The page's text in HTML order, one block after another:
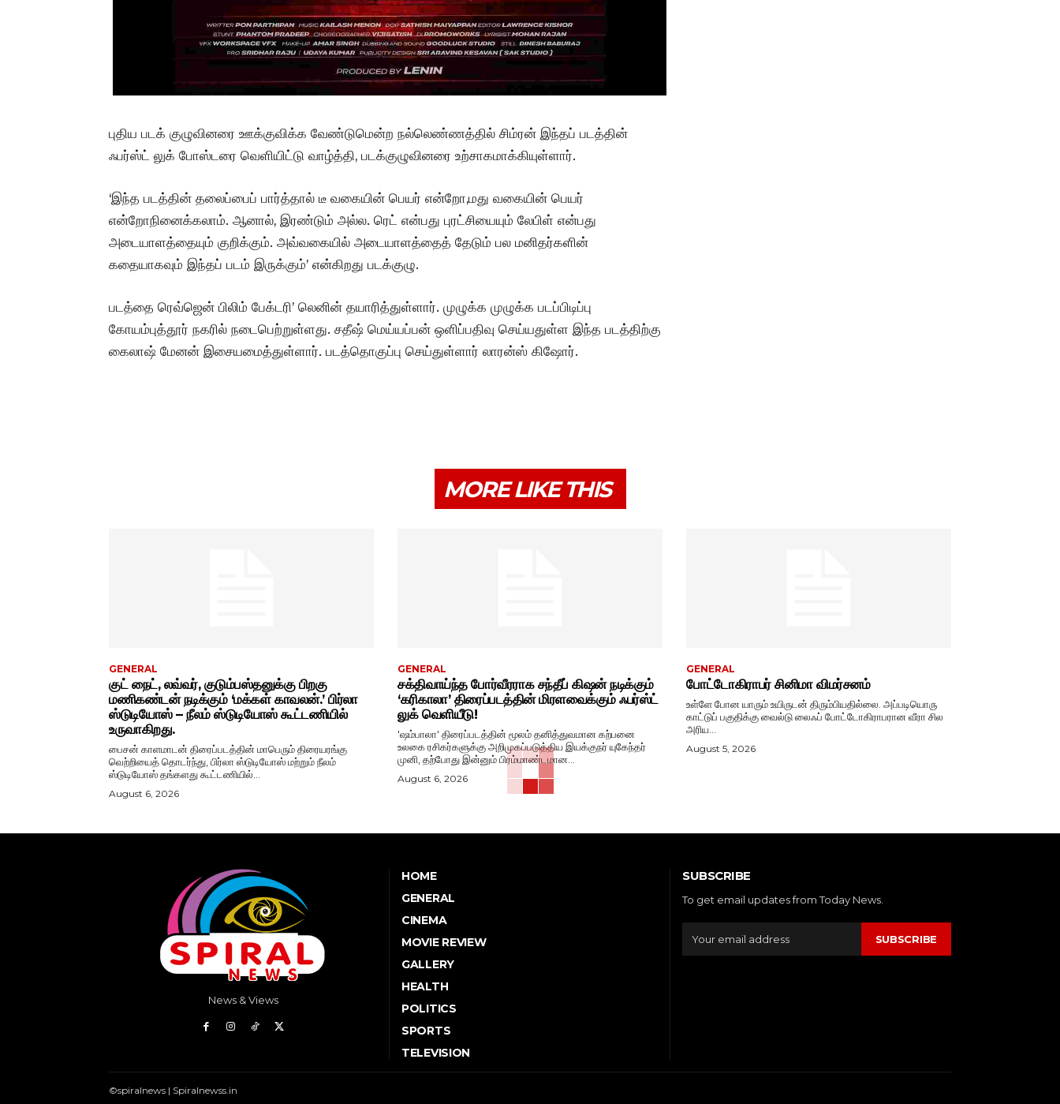
புதிய படக் குழுவினரை ஊக்குவிக்க வேண்டுமென்ற நல்லெண்ணத்தில் சிம்ரன் இந்தப் படத்தின்
ஃபர்ஸ்ட் லுக் போஸ்டரை வெளியிட்டு வாழ்த்தி, படக்குழுவினரை உற்சாகமாக்கியுள்ளார்.
‘இந்த படத்தின் தலைப்பைப் பார்த்தால் டீ வகையின் பெயர் என்றோ,மது வகையின் பெயர்
என்றோநினைக்கலாம். ஆனால், இரண்டும் அல்ல. ரெட் என்பது புரட்சியையும் லேபிள் என்பது
அடையாளத்தையும் குறிக்கும். அவ்வகையில் அடையாளத்தைத் தேடும் பல மனிதர்களின்
கதையாகவும் இந்தப் படம் இருக்கும்’ என்கிறது படக்குழு.
படத்தை ரெவ்ஜென் பிலிம் பேக்டரி’ லெனின் தயாரித்துள்ளார். முழுக்க முழுக்க படப்பிடிப்பு
கோயம்புத்தூர் நகரில் நடைபெற்றுள்ளது. சதீஷ் மெய்யப்பன் ஒளிப்பதிவு செய்யதுள்ள இந்த படத்திற்கு
கைலாஷ் மேனன் இசையமைத்துள்ளார். படத்தொகுப்பு செய்துள்ளார் லாரன்ஸ் கிஷோர்.
MORE LIKE THIS
GENERAL
குட் நைட், லவ்வர், குடும்பஸ்தனுக்கு பிறகு
மணிகண்டன் நடிக்கும் ‘மக்கள் காவலன்.’ பிர்லா
ஸ்டுடியோஸ் – நீலம் ஸ்டுடியோஸ் கூட்டணியில்
உருவாகிறது.
பைசன் காளமாடன் திரைப்படத்தின் மாபெரும் திரையரங்கு
வெற்றியைத் தொடர்ந்து, பிர்லா ஸ்டுடியோஸ் மற்றும் நீலம்
ஸ்டுடியோஸ் தங்களது கூட்டணியில்...
August 6, 2026
GENERAL
சக்திவாய்ந்த போர்வீரராக சந்தீப் கிஷன் நடிக்கும்
‘கரிகாலா’ திரைப்படத்தின் மிரளவைக்கும் ஃபர்ஸ்ட்
லுக் வெளியீடு!
'ஷம்பாலா' திரைப்படத்தின் மூலம் தனித்துவமான கற்பனை
உலகை ரசிகர்களுக்கு அறிமுகப்படுத்திய இயக்குநர் யுகேந்தர்
முனி, தற்போது இன்னும் பிரம்மாண்டமான...
August 6, 2026
GENERAL
போட்டோகிராபர் சினிமா விமர்சனம்
உள்ளே போன யாரும் உயிருடன் திரும்பியதில்லை. அப்படியொரு
காட்டுப் பகுதிக்கு வைல்டு லைஃப் போட்டோகிராபரான வீரா சில
அரிய...
August 5, 2026
News & Views
HOME
GENERAL
CINEMA
MOVIE REVIEW
GALLERY
HEALTH
POLITICS
SPORTS
TELEVISION
SUBSCRIBE
To get email updates from Today News.
SUBSCRIBE
©spiralnews | Spiralnewss.in